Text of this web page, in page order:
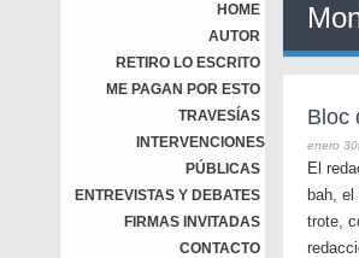
HOME
AUTOR
RETIRO LO ESCRITO
ME PAGAN POR ESTO
TRAVESÍAS
INTERVENCIONES
PÚBLICAS
ENTREVISTAS Y DEBATES
FIRMAS INVITADAS
CONTACTO
Bloc
enero
El
bah,
trote,